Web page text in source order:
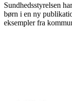
Sundhedsstyrelsen
børn i en ny
eksempler fra